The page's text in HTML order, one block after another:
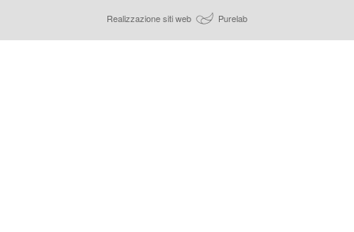
Realizzazione siti web Purelab